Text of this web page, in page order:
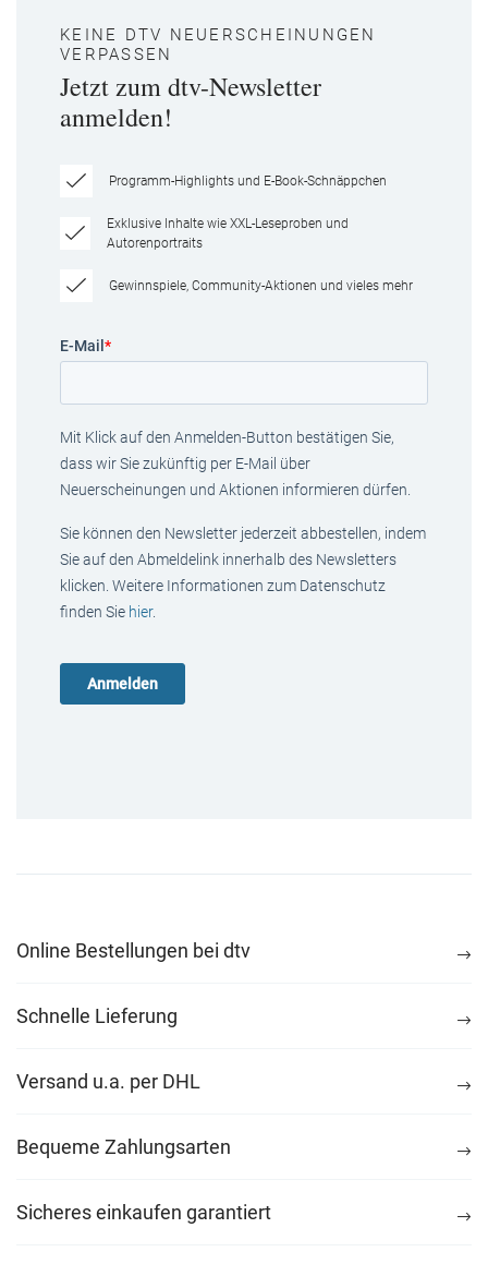
KEINE DTV NEUERSCHEINUNGEN
VERPASSEN
Jetzt zum dtv-Newsletter
anmelden!
Programm-Highlights und E-Book-Schnäppchen
Exklusive Inhalte wie XXL-Leseproben und
Autorenportraits
Gewinnspiele, Community-Aktionen und vieles mehr
E-Mail *
Mit Klick auf den Anmelden-Button bestätigen Sie,
dass wir Sie zukünftig per E-Mail über
Neuerscheinungen und Aktionen informieren dürfen.
Sie können den Newsletter jederzeit abbestellen, indem
Sie auf den Abmeldelink innerhalb des Newsletters
klicken. Weitere Informationen zum Datenschutz
finden Sie hier.
Online Bestellungen bei dtv
Schnelle Lieferung
Versand u.a. per DHL
Bequeme Zahlungsarten
Sicheres einkaufen garantiert